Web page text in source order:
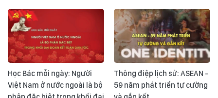
Học Bác mỗi ngày: Người
Việt Nam ở nước ngoài là bộ
Thông điệp lịch sử: ASEAN -
59 năm phát triển tự cường